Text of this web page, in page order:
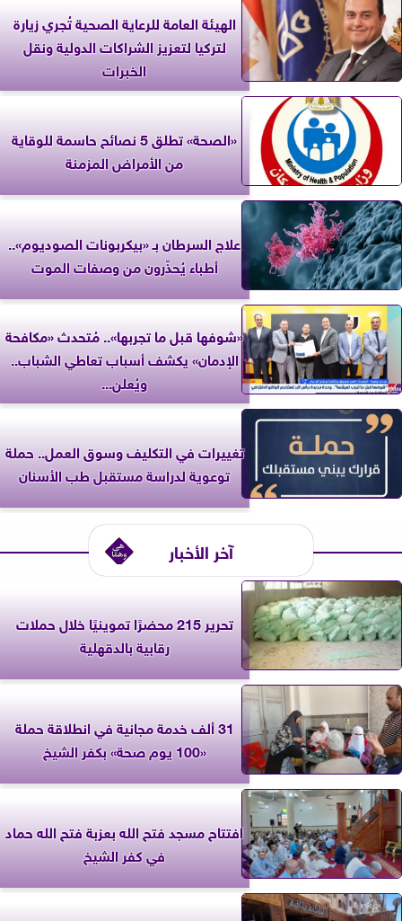
الهيئة العامة للرعاية الصحية تُجري زيارة
لتركيا لتعزيز الشراكات الدولية ونقل
الخبرات
«الصحة» تطلق 5 نصائح حاسمة للوقاية
من الأمراض المزمنة
علاج السرطان بـ «بيكربونات الصوديوم»..
أطباء يُحذّرون من وصفات الموت
«شوفها قبل ما تجربها».. مُتحدث «مكافحة
الإدمان» يكشف أسباب تعاطي الشباب..
ويُعلن...
تغييرات في التكليف وسوق العمل.. حملة
توعوية لدراسة مستقبل طب الأسنان
آخر الأخبار
تحرير 215 محضرًا تموينيًا خلال حملات
رقابية بالدقهلية
31 ألف خدمة مجانية في انطلاقة حملة
«100 يوم صحة» بكفر الشيخ
افتتاح مسجد فتح الله بعزبة فتح الله حماد
في كفر الشيخ